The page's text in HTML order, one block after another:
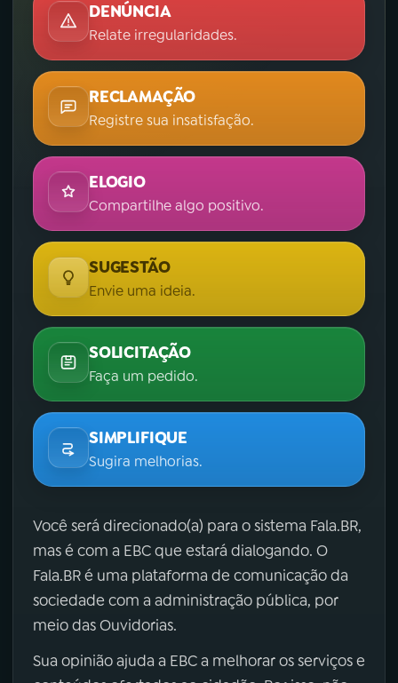
DENÚNCIA
Relate irregularidades.
RECLAMAÇÃO
Registre sua insatisfação.
ELOGIO
Compartilhe algo positivo.
SUGESTÃO
Envie uma ideia.
SOLICITAÇÃO
Faça um pedido.
SIMPLIFIQUE
Sugira melhorias.
Você será direcionado(a) para o sistema Fala.BR,
mas é com a EBC que estará dialogando. O
Fala.BR é uma plataforma de comunicação da
sociedade com a administração pública, por
meio das Ouvidorias.
Sua opinião ajuda a EBC a melhorar os serviços e